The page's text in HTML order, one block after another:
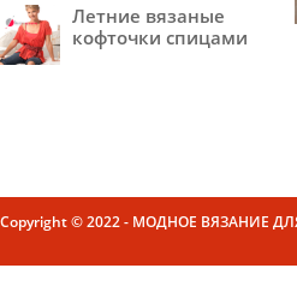
Летние вязаные
кофточки спицами
Copyright © 2022 - МОДНОЕ ВЯЗАНИЕ